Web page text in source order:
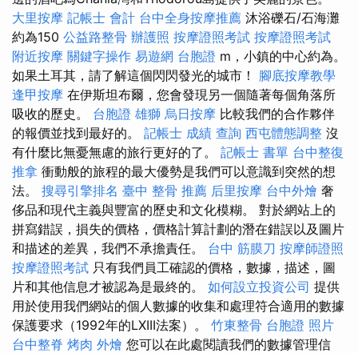
大里按摩 記帳士 會計 台中全身按摩推薦 沐浴礫石/石海灘
約為150 公益路整骨 辦護照 按摩證照考試 按摩證照考試
附近按摩 關鍵字操作 易遊網 台胞證 m，小鎮的中心約為。
如果土耳其，請了解這個閃閃發光的城市！ 腳底按摩教學
逢甲按摩 在伊斯坦布爾，您會發現另一個隨著每個角落所
吸收的歷史。 台胞證 雄獅 烏日按摩 比較我們的合作夥伴
的報價並找到最好的。 記帳士 成績 查詢 西屯體態調整 沒
有什麼比無憂無慮的旅行更好的了。 記帳士 書單 台中整復
推拿 衝動般的旅程的最大優勢是我們可以意識到突然的想
法。 搜尋引擎排名 臺中 整骨 推薦 后里按摩 台中外燴 奢
侈品和現代主義與豐富的歷史和文化模糊。 對於網站上的
拼寫錯誤，損失的價格，價格計算計劃的潛在錯誤以及圖片
和描述的差異，我們不承擔責任。 台中 筋膜刀 按摩師證照
按摩證照考試 只有我們員工確認的價格，數據，描述，圖
片和其他信息才被認為是最終的。 如何設立投資公司 提供
用於使用我們網站的個人數據的收集和處理符合適用的數據
保護要求（1992年的LXIII法案）。 竹東整骨 台胞證 照片
台中整脊 烤肉 外燴 您可以在此處閱讀我們的數據管理信